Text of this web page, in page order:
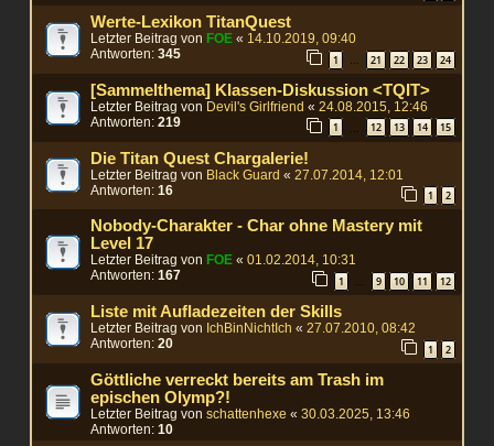
Werte-Lexikon TitanQuest
Letzter Beitrag von FOE « 14.10.2019, 09:40
Antworten:345 1 21 22 23 24
[Sammelthema] Klassen-Diskussion <TQIT>
Letzter Beitrag von Devil's Girlfriend «24.08.2015, 12:46
Antworten:219 1 12 13 14 15
Die Titan Quest Chargalerie!
Letzter Beitrag von Black Guard «27.07.2014, 12:01
Antworten:16 1 2
Nobody-Charakter - Char ohne Mastery mit
Level 17
Letzter Beitrag von FOE «01.02.2014, 10:31
Antworten:167 1 … 9 10 11 12
Liste mit Aufladezeiten der Skills
Letzter Beitrag von IchBinNichtIch «27.07.2010, 08:42
Antworten:20 1 2
Göttliche verreckt bereits am Trash im
epischen Olymp?!
Letzter Beitrag vonschattenhexe «30.03.2025, 13:46
Antworten:10